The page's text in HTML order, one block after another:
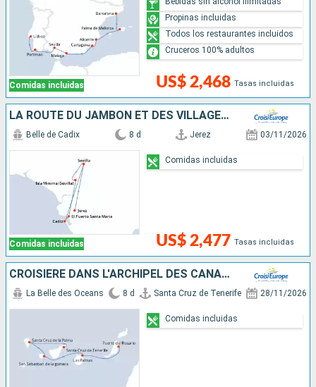
Comidas incluidas US$ 2,468 Tasas incluidas
Propinas incluidas
Todos los restaurantes incluidos
Cruceros 100% adultos
LA ROUTE DU JAMBON ET DES VILLAGES BLANCS - L'ANDALOUSIE AUTHENTIQUE : ARCHITECTURE, TRADITIONS ET SPÉCIALITÉS CULINAIRES
Comidas incluidas
Belle de Cadix 8 d Jerez 03/11/2026
US$ 2,477 Tasas incluidas
Comidas incluidas
CROISIÈRE DANS L'ARCHIPEL DES CANARIES, LA DOUCEUR D'UN ÉTERNEL PRINTEMPS
La Belle des Oceans 8 d Santa Cruz de Tenerife 28/11/2026
Comidas incluidas